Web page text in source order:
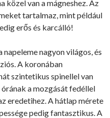
közel van a mágneshez. Az
tartalmaz, mint például
erős és karcálló!
nagyon világos, és
A koronában
szintetikus spinellel van
a mozgását fedéllel
eredetihez. A hátlap mérete
pedig fantasztikus. A